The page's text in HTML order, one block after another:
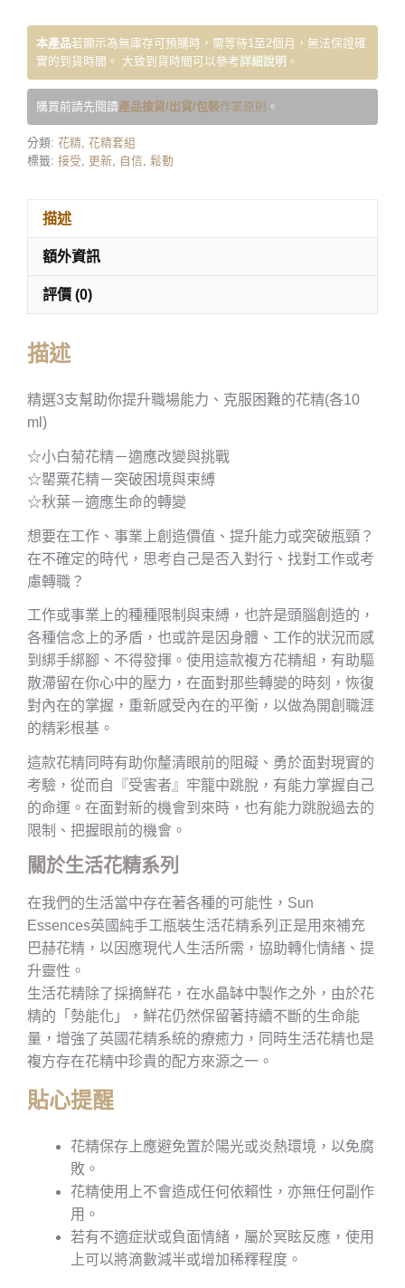
本產品若顯示為無庫存可預購時，需等待1至2個月，無法保證確
實的到貨時間。 大致到貨時間可以參考詳細說明 。
購買前請先閱讀產品撿貨/出貨/包裝作業原則 。
分類: 花精, 花精套組
標籤: 接受, 更新, 自信, 鬆動
描述
額外資訊
評價 (0)
描述
精選3支幫助你提升職場能力、克服困難的花精(各10
ml)
☆小白菊花精－適應改變與挑戰
☆罌粟花精－突破困境與束縛
☆秋葉－適應生命的轉變
想要在工作、事業上創造價值、提升能力或突破瓶頸？
在不確定的時代，思考自己是否入對行、找對工作或考
慮轉職？
工作或事業上的種種限制與束縛，也許是頭腦創造的，
各種信念上的矛盾，也或許是因身體、工作的狀況而感
到綁手綁腳、不得發揮。使用這款複方花精組，有助驅
散滯留在你心中的壓力，在面對那些轉變的時刻，恢復
對內在的掌握，重新感受內在的平衡，以做為開創職涯
的精彩根基。
這款花精同時有助你釐清眼前的阻礙、勇於面對現實的
考驗，從而自『受害者』牢籠中跳脫，有能力掌握自己
的命運。在面對新的機會到來時，也有能力跳脫過去的
限制、把握眼前的機會。
關於生活花精系列
在我們的生活當中存在著各種的可能性，Sun
Essences英國純手工瓶裝生活花精系列正是用來補充
巴赫花精，以因應現代人生活所需，協助轉化情緒、提
升靈性。
生活花精除了採摘鮮花，在水晶缽中製作之外，由於花
精的「勢能化」，鮮花仍然保留著持續不斷的生命能
量，增強了英國花精系統的療癒力，同時生活花精也是
複方存在花精中珍貴的配方來源之一。
貼心提醒
花精保存上應避免置於陽光或炎熱環境，以免腐
敗。
花精使用上不會造成任何依賴性，亦無任何副作
用。
若有不適症狀或負面情緒，屬於冥眩反應，使用
上可以將滴數減半或增加稀釋程度。